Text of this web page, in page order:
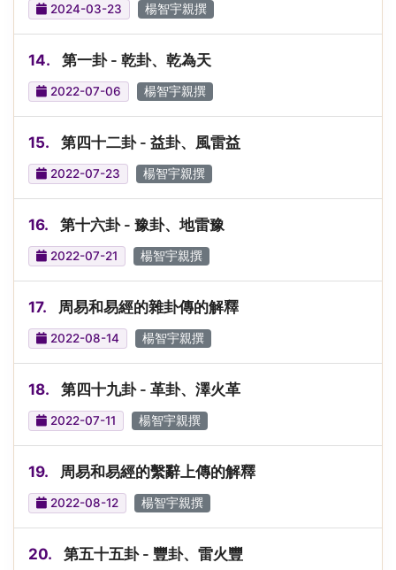
2024-03-23 楊智宇親撰
14. 第一卦 - 乾卦、乾為天
2022-07-06 楊智宇親撰
15. 第四十二卦 - 益卦、風雷益
2022-07-23 楊智宇親撰
16. 第十六卦 - 豫卦、地雷豫
2022-07-21 楊智宇親撰
17. 周易和易經的雜卦傳的解釋
2022-08-14 楊智宇親撰
18. 第四十九卦 - 革卦、澤火革
2022-07-11 楊智宇親撰
19. 周易和易經的繫辭上傳的解釋
2022-08-12 楊智宇親撰
20. 第五十五卦 - 豐卦、雷火豐